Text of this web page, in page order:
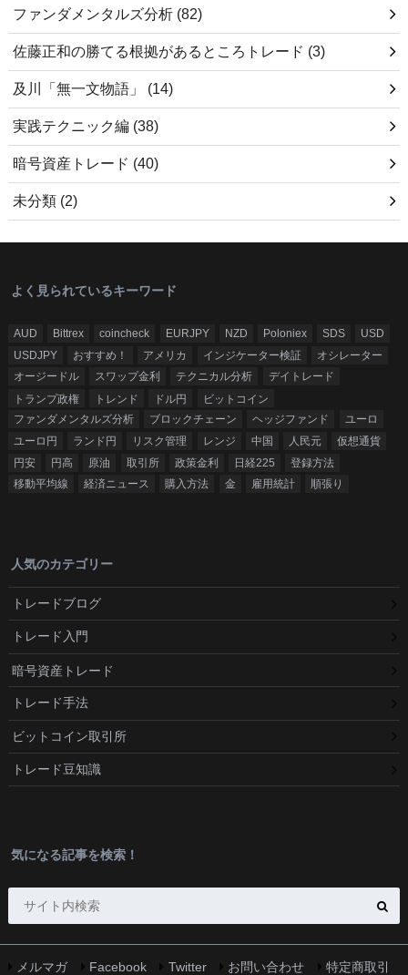
ファンダメンタルズ分析 (82)
佐藤正和の勝てる根拠があるところトレード (3)
及川「無一文物語」 (14)
実践テクニック編 (38)
暗号資産トレード (40)
未分類 (2)
よく見られているキーワード
AUD Bittrex coincheck EURJPY NZD Poloniex SDS
USD
USDJPY
おすすめ！ アメリカ インジケーター検証
オシレーター
オージードル
スワップ金利 テクニカル分析
デイトレード
トランプ政権
トレンド ドル円
ビットコイン
ファンダメンタルズ分析
ブロックチェーン ヘッジファンド
ユーロ
ユーロ円
ランド円 リスク管理 レンジ 中国 人民元
仮想通貨
円安
円高 原油 取引所 政策金利 日経225
登録方法
移動平均線
経済ニュース 購入方法 金 雇用統計 順張り
人気のカテゴリー
トレードブログ
トレード入門
暗号資産トレード
トレード手法
ビットコイン取引所
トレード豆知識
気になる記事を検索！
メルマガ Facebook Twitter お問い合わせ 特定商取引